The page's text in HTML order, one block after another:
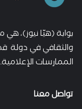
بوابة (هيّا نيوز)،
والثقافي في دولة
الممارسات الإعلامية.
تواصل معنا